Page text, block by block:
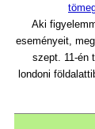
Aki
eseményeit,
szept. 11-én
londoni